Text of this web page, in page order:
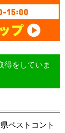
得をしていま
ペストコント